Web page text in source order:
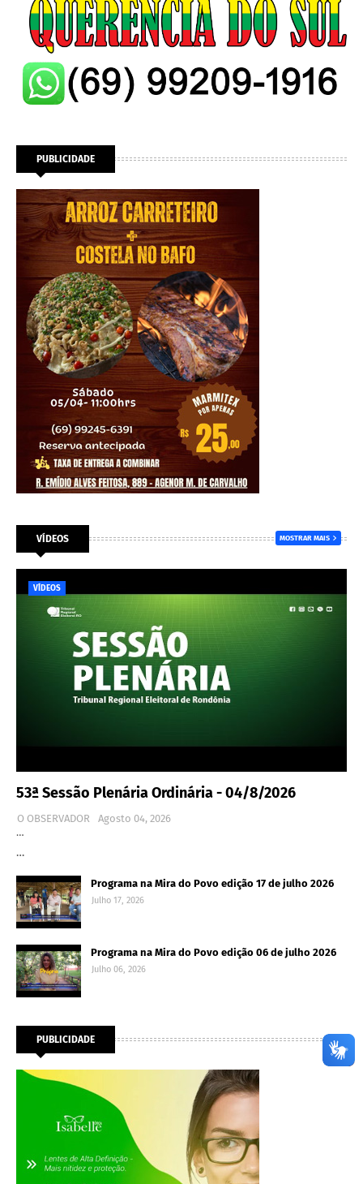
PUBLICIDADE
VÍDEOS MOSTRAR MAIS
VÍDEOS
53ª Sessão Plenária Ordinária - 04/8/2026
O OBSERVADOR
Agosto 04, 2026
…
…
Programa na Mira do Povo edição 17 de julho 2026
Julho 17, 2026
Programa na Mira do Povo edição 06 de julho 2026
Julho 06, 2026
PUBLICIDADE